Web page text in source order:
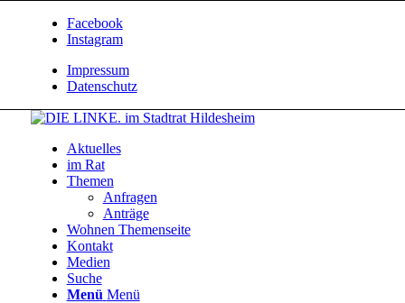
Facebook
Instagram
Impressum
Datenschutz
Aktuelles
im Rat
Themen
Anfragen
Anträge
Wohnen Themenseite
Kontakt
Medien
Suche
Menü Menü